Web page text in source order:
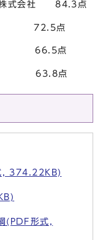
式会社 84.3点
点
点
点
, 374.22KB)
(PDF形式,